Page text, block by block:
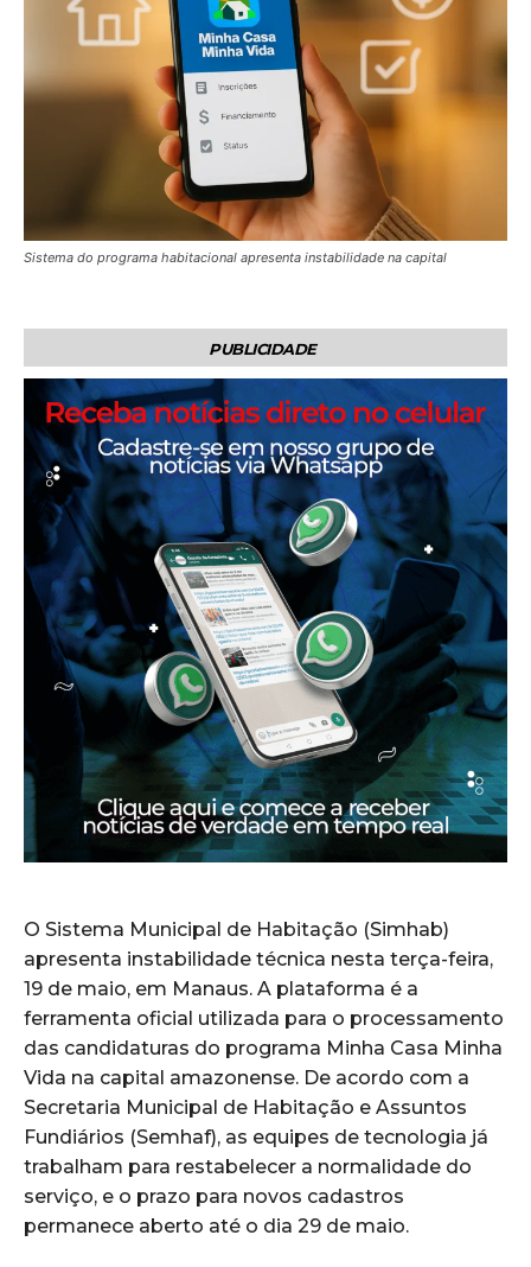
Sistema do programa habitacional apresenta instabilidade na capital
PUBLICIDADE
O Sistema Municipal de Habitação (Simhab)
apresenta instabilidade técnica nesta terça-feira,
19 de maio, em Manaus. A plataforma é a
ferramenta oficial utilizada para o processamento
das candidaturas do programa Minha Casa Minha
Vida na capital amazonense. De acordo com a
Secretaria Municipal de Habitação e Assuntos
Fundiários (Semhaf), as equipes de tecnologia já
trabalham para restabelecer a normalidade do
serviço, e o prazo para novos cadastros
permanece aberto até o dia 29 de maio.